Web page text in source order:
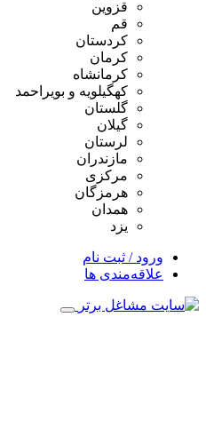
قزوین
قم
کردستان
کرمان
کرمانشاه
کهگیلویه و بویراحمد
گلستان
گیلان
لرستان
مازندران
مرکزی
هرمزگان
همدان
یزد
ورود / ثبت نام
علاقه‌مندی ها